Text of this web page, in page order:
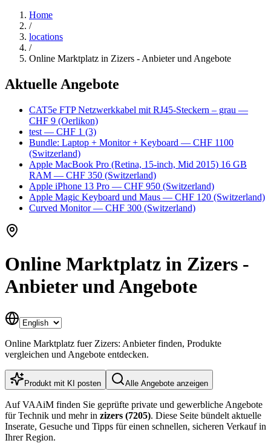
Home
/
locations
/
Online Marktplatz in Zizers - Anbieter und Angebote
Aktuelle Angebote
CAT5e FTP Netzwerkkabel mit RJ45-Steckern – grau —
CHF 9 (Oerlikon)
test — CHF 1 (3)
Bundle: Laptop + Monitor + Keyboard — CHF 1100
(Switzerland)
Apple MacBook Pro (Retina, 15-inch, Mid 2015) 16 GB
RAM — CHF 350 (Switzerland)
Apple iPhone 13 Pro — CHF 950 (Switzerland)
Apple Magic Keyboard und Maus — CHF 120 (Switzerland)
Curved Monitor— CHF 300 (Switzerland)
Online Marktplatz in Zizers -
Anbieter und Angebote
Online Marktplatz fuer Zizers: Anbieter finden, Produkte
vergleichen und Angebote entdecken.
Produkt mit KI posten Alle Angebote anzeigen
Auf VAAiM finden Sie geprüfte private und gewerbliche Angebote
für Technik und mehr in zizers (7205). Diese Seite bündelt aktuelle
Inserate, Gesuche und Tipps für einen schnellen, sicheren Verkauf in
Ihrer Region.